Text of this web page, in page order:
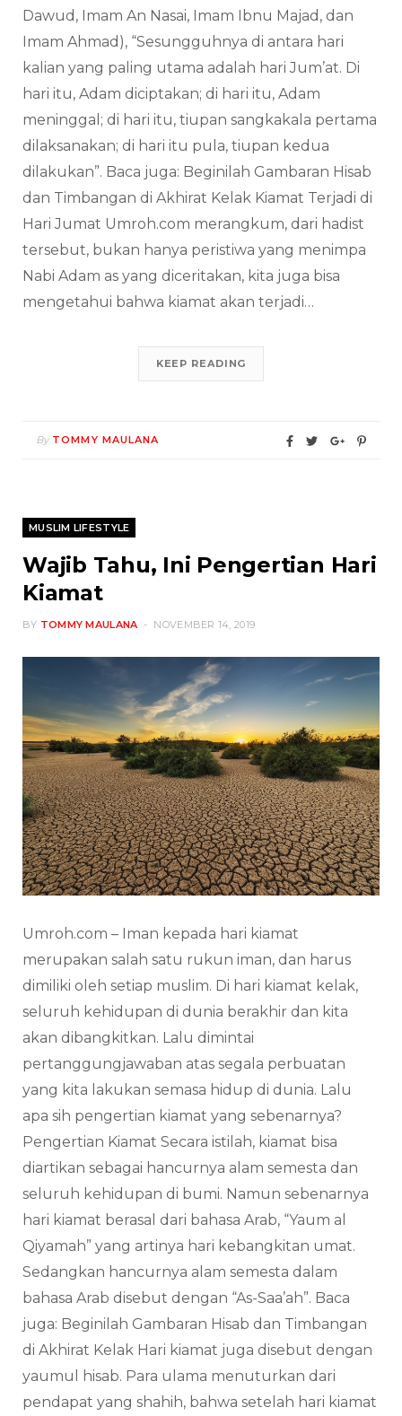
Dawud, Imam An Nasai, Imam Ibnu Majad, dan
Imam Ahmad), “Sesungguhnya di antara hari
kalian yang paling utama adalah hari Jum’at. Di
hari itu, Adam diciptakan; di hari itu, Adam
meninggal; di hari itu, tiupan sangkakala pertama
dilaksanakan; di hari itu pula, tiupan kedua
dilakukan”. Baca juga: Beginilah Gambaran Hisab
dan Timbangan di Akhirat Kelak Kiamat Terjadi di
Hari Jumat Umroh.com merangkum, dari hadist
tersebut, bukan hanya peristiwa yang menimpa
Nabi Adam as yang diceritakan, kita juga bisa
mengetahui bahwa kiamat akan terjadi…
KEEP READING
By TOMMY MAULANA
MUSLIM LIFESTYLE
Wajib Tahu, Ini Pengertian Hari
Kiamat
BY TOMMY MAULANA NOVEMBER 14, 2019
Umroh.com – Iman kepada hari kiamat
merupakan salah satu rukun iman, dan harus
dimiliki oleh setiap muslim. Di hari kiamat kelak,
seluruh kehidupan di dunia berakhir dan kita
akan dibangkitkan. Lalu dimintai
pertanggungjawaban atas segala perbuatan
yang kita lakukan semasa hidup di dunia. Lalu
apa sih pengertian kiamat yang sebenarnya?
Pengertian Kiamat Secara istilah, kiamat bisa
diartikan sebagai hancurnya alam semesta dan
seluruh kehidupan di bumi. Namun sebenarnya
hari kiamat berasal dari bahasa Arab, “Yaum al
Qiyamah” yang artinya hari kebangkitan umat.
Sedangkan hancurnya alam semesta dalam
bahasa Arab disebut dengan “As-Saa’ah”. Baca
juga: Beginilah Gambaran Hisab dan Timbangan
di Akhirat Kelak Hari kiamat juga disebut dengan
yaumul hisab. Para ulama menuturkan dari
pendapat yang shahih, bahwa setelah hari kiamat